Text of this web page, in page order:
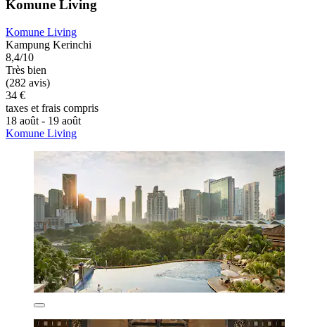
Komune Living
Komune Living
Kampung Kerinchi
8,4/10
Très bien
(282 avis)
34 €
taxes et frais compris
18 août - 19 août
Komune Living